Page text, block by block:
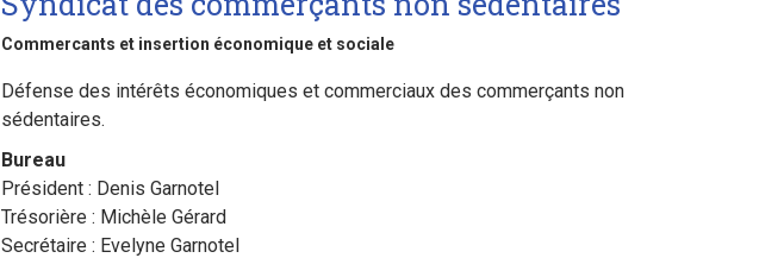
Commercants et insertion économique et sociale
Défense des intérêts économiques et commerciaux des commerçants non
sédentaires.
Bureau
Président : Denis Garnotel
Trésorière : Michèle Gérard
Secrétaire : Evelyne Garnotel